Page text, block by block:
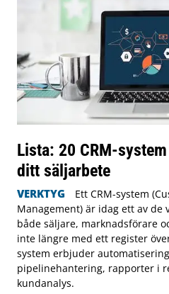
Lista: 20 CRM-
ditt säljarbete
VERKTYG
Ett CRM-system
Management) är idag ett av de
både säljare, marknadsförare
inte längre med ett register
system erbjuder
pipelinehantering, rapporter i
kundanalys.